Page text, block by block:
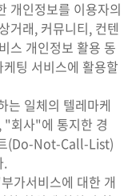
개인정보를 이용자의
거래, 커뮤니티, 컨텐
스 개인정보 활용 동
팅 서비스에 활용할
일체의 텔레마케
"회사"에 통지한 경
(Do-Not-Call-List)
.
가서비스에 대한 개